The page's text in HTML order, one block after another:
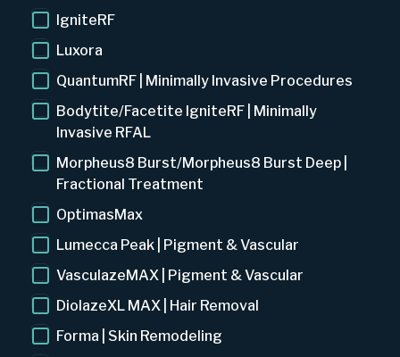
IgniteRF
Luxora
QuantumRF | Minimally Invasive Procedures
Bodytite/Facetite IgniteRF | Minimally
Invasive RFAL
Morpheus8 Burst/Morpheus8 Burst Deep |
Fractional Treatment
OptimasMax
Lumecca Peak | Pigment & Vascular
VasculazeMAX | Pigment & Vascular
DiolazeXL MAX | Hair Removal
Forma | Skin Remodeling